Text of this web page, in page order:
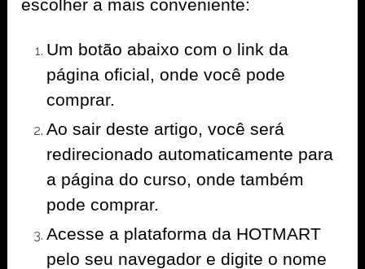
escolher a mais conveniente:
Um botão abaixo com o link da
página oficial, onde você pode
comprar.
Ao sair deste artigo, você será
redirecionado automaticamente para
a página do curso, onde também
pode comprar.
Acesse a plataforma da HOTMART
pelo seu navegador e digite o nome